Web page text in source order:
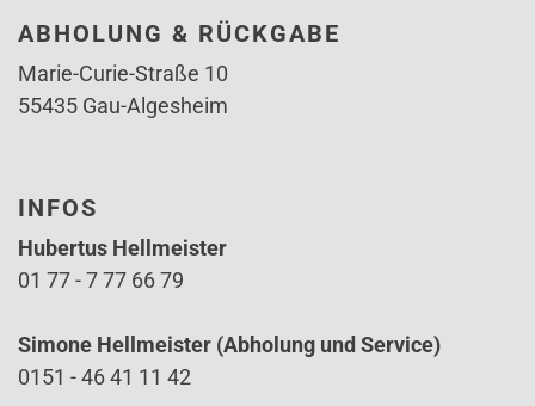
ABHOLUNG & RÜCKGABE
Marie-Curie-Straße 10
55435 Gau-Algesheim
INFOS
Hubertus Hellmeister
01 77 - 7 77 66 79
Simone Hellmeister (Abholung und Service)
0151 - 46 41 11 42